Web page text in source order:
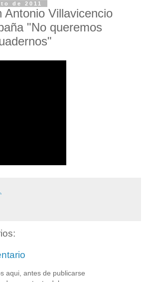
de 2011
Antonio Villavicencio
"No queremos
aqui, antes de publicarse